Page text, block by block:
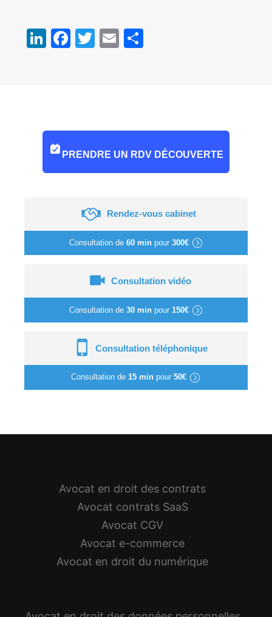
LinkedIn
Facebook
Twitter
Email
PRENDRE UN RDV DÉCOUVERTE
Rendez-vous cabinet
Consultation de 60 minpour 300€
Consultation vidéo
Consultation de 30 minpour 150€
Consultation téléphonique
Consultation de 15 min pour 50€
Avocat en droit des contrats
Avocat contrats SaaS
Avocat CGV
Avocat e-commerce
Avocat en droit du numérique